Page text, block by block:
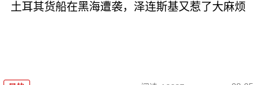
土耳其货船在黑海遭袭，泽连斯基又惹了大麻烦